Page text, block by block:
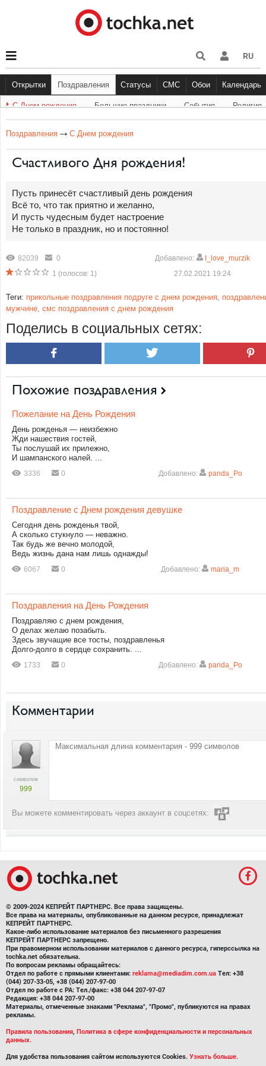
RU
Открытки
С Днем рождения Большие праздники События
Поздравления Статусы
Другое Прикольные Грустные
СМС
С Днём Рождения
Обои
Музыка
Календарь
С Днем рождения Большие праздники Cобытия Религия
Поздравления С Днем рождения
Счастливого Дня рождения!
Пусть принесёт счастливый день рождения
Всё то, что так приятно и желанно,
И пусть чудесным будет настроение
Не только в праздник, но и постоянно!
82039
0
1 (голосов: 1)
Добавлено:
I_love_murzik
27.02.2021 19:24
Теги: прикольные поздравления подруге с днем рождения,
мужчине, смс поздравления с днем рождения
Поделись в социальных сетях:
Похожие поздравления
Пожелание на День Рождения
День рожденья — неизбежно
Жди нашествия гостей,
Ты послушай их прилежно,
И шампанского налей. ...
3336 0 Добавлено: panda_Po
Поздравление с Днем рождения девушке
Сегодня день рожденья твой,
А сколько стукнуло — неважно.
Так будь же вечно молодой,
Ведь жизнь дана нам лишь однажды!
6067 0 Добавлено: maria_m
Поздравления на День Рождения
Поздравляю с днем рождения,
О делах желаю позабыть.
Здесь звучащие все тосты, поздравленья
Долго-долго в сердце сохранить. ...
1733 0 Добавлено: panda_Po
Комментарии
символов
999
Вы можете комментировать через аккаунт в соцсетях:
© 2009-2024 КЕПРЕЙТ ПАРТНЕРС. Все права защищены.
Все права на материалы, опубликованные на данном ресурсе, принадлежат
КЕПРЕЙТ ПАРТНЕРС.
Какое-либо использование материалов без письменного разрешения
КЕПРЕЙТ ПАРТНЕРС запрещено.
При правомерном использовании материалов с данного ресурса, гиперссылка на
tochka.net обязательна.
По вопросам рекламы обращайтесь:
Отдел по работе с прямыми клиентами: reklama@mediadim.com.ua Тел: +38
(044) 207-33-05, +38 (044) 207-97-00
Отдел по работе с РА: Тел./факс: +38 044 207-97-07
Редакция: +38 044 207-97-00
Материалы, отмеченные знаками "Реклама", "Промо", публикуются на правах
рекламы.
Правила пользования, Политика в сфере конфиденциальности и персональных
данных.
Для удобства пользования сайтом используются Cookies. Узнать больше.